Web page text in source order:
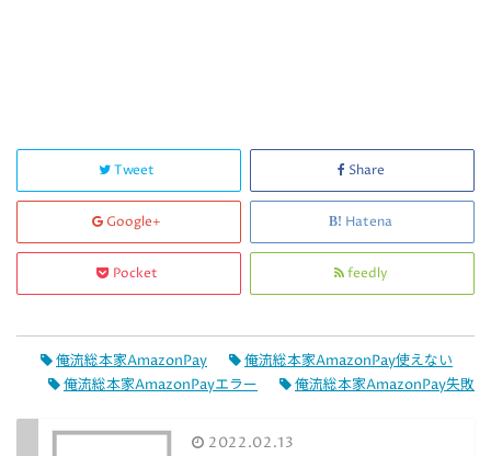
Tweet Share
Google+ Hatena
Pocket feedly
俺流総本家AmazonPay
俺流総本家AmazonPay使えない
俺流総本家AmazonPayエラー
俺流総本家AmazonPay失敗
2022.02.13